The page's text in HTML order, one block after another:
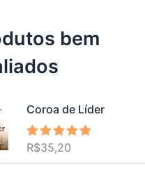
bem
Coroa de Líder
Avaliação
R$35,20